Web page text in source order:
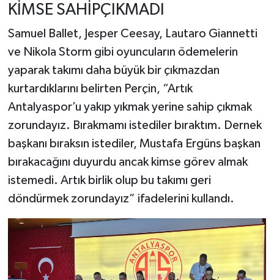
KİMSE SAHİPÇIKMADI
Samuel Ballet, Jesper Ceesay, Lautaro Giannetti
ve Nikola Storm gibi oyuncuların ödemelerin
yaparak takımı daha büyük bir çıkmazdan
kurtardıklarını belirten Perçin, “Artık
Antalyaspor’u yakıp yıkmak yerine sahip çıkmak
zorundayız. Bırakmamı istediler bıraktım. Dernek
başkanı bıraksın istediler, Mustafa Ergüns başkan
bırakacağını duyurdu ancak kimse görev almak
istemedi. Artık birlik olup bu takımı geri
döndürmek zorundayız” ifadelerini kullandı.